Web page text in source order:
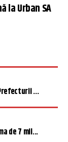
la Urban SA
...
de 7 mil...